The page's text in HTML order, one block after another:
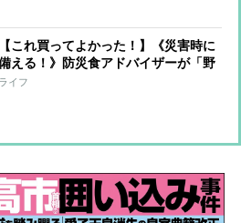
【これ買ってよかった！】《災害時に
える！》防災食アドバイザーが「野
菜ジュース缶」を今すぐ常備すべしと
ライフ